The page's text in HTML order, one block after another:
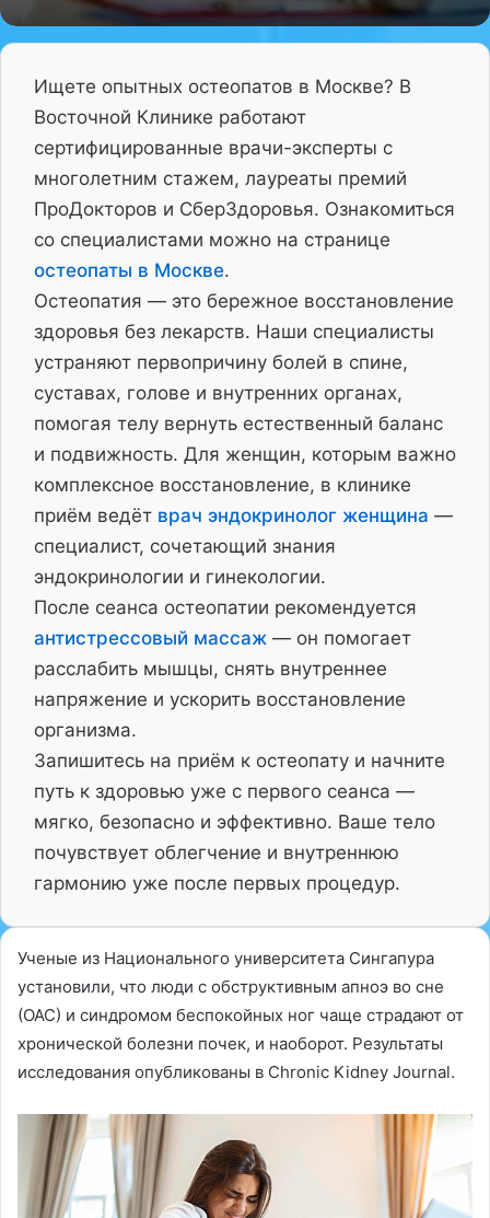
Ищете опытных остеопатов в Москве? В
Восточной Клинике работают
сертифицированные врачи-эксперты с
многолетним стажем, лауреаты премий
ПроДокторов и СберЗдоровья. Ознакомиться
со специалистами можно на странице
остеопаты в Москве.
Остеопатия — это бережное восстановление
здоровья без лекарств. Наши специалисты
устраняют первопричину болей в спине,
суставах, голове и внутренних органах,
помогая телу вернуть естественный баланс
и подвижность. Для женщин, которым важно
комплексное восстановление, в клинике
приём ведёт врач эндокринолог женщина —
специалист, сочетающий знания
эндокринологии и гинекологии.
После сеанса остеопатии рекомендуется
антистрессовый массаж — он помогает
расслабить мышцы, снять внутреннее
напряжение и ускорить восстановление
организма.
Запишитесь на приём к остеопату и начните
путь к здоровью уже с первого сеанса —
мягко, безопасно и эффективно. Ваше тело
почувствует облегчение и внутреннюю
гармонию уже после первых процедур.
Ученые из Национального университета Сингапура
установили, что люди с обструктивным апноэ во сне
(ОАС) и синдромом беспокойных ног чаще страдают от
хронической болезни почек, и наоборот. Результаты
исследования опубликованы в Chronic Kidney Journal.